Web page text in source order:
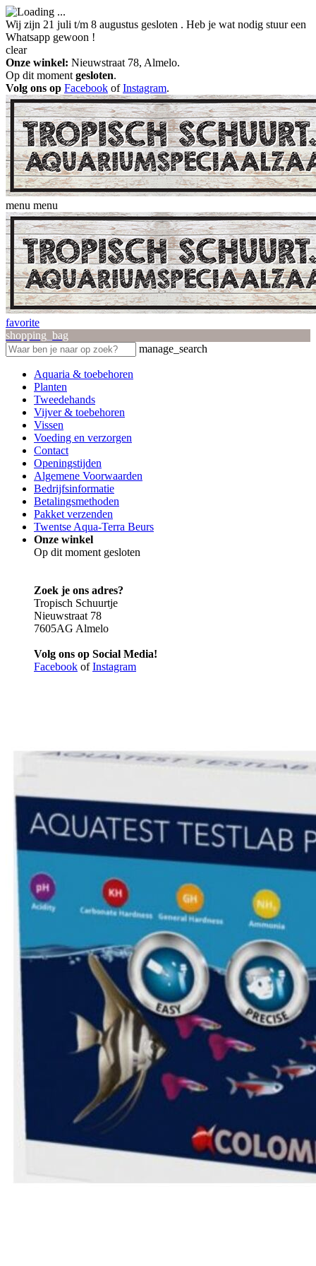
Wij zijn 21 juli t/m 8 augustus gesloten . Heb je wat nodig stuur een
Whatsapp gewoon !
clear
Onze winkel: Nieuwstraat 78, Almelo.
Op dit moment gesloten.
Volg ons op Facebook ofInstagram.
menu menu
favorite
shopping_bag
manage_search
Aquaria & toebehoren
Planten
Tweedehands
Vijver & toebehoren
Vissen
Voeding en verzorgen
Contact
Openingstijden
Algemene Voorwaarden
Bedrijfsinformatie
Betalingsmethoden
Pakket verzenden
Twentse Aqua-Terra Beurs
Onze winkel
Op dit moment gesloten
Zoek je ons adres?
Tropisch Schuurtje
Nieuwstraat 78
7605AG Almelo
Volg ons op Social Media!
Facebook ofInstagram